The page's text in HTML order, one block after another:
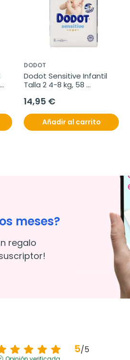
DODOT
Dodot Sensitive Infantil
Talla 2 4-8 kg, 58
14,95 €
Añadir al carrito
meses?
regalo
5/5